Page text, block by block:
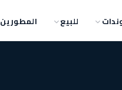
للبيع المطورين